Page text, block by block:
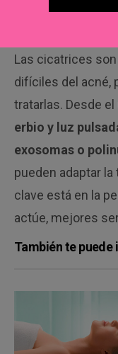
Fase 4:
Las cicatrices
difíciles del acné,
tratarlas. Desde el
erbio y luz
exosomas o
pueden adaptar la
clave está en la
actúe, mejores
También te puede